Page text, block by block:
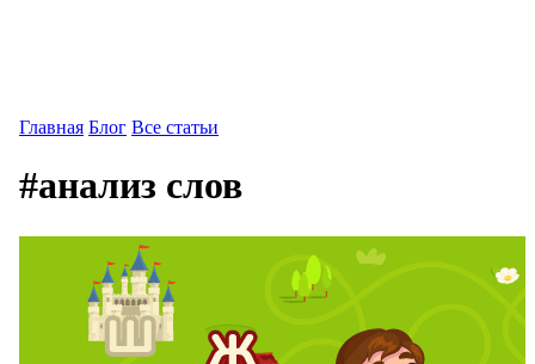
Главная Блог Все статьи
#анализ слов